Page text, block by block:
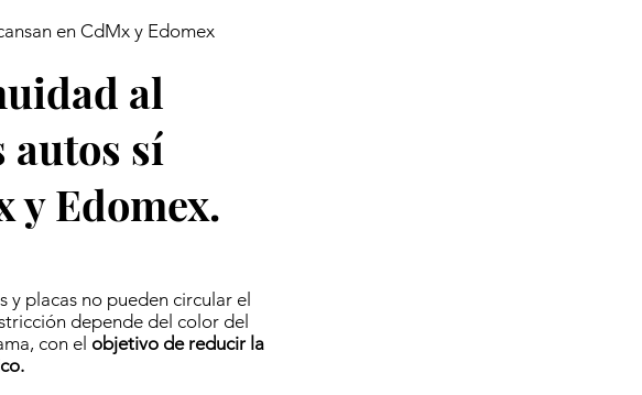
en CdMx y Edomex
al
autos sí
y Edomex.
y placas no pueden circular el
depende del color del
con el objetivo de reducir la